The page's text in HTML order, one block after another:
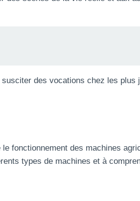
des vocations chez les plus
fonctionnement des machines
types de machines et à